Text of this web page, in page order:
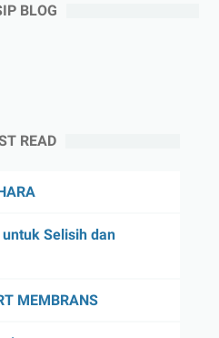
BLOG
READ
Selisih dan
MEMBRANS